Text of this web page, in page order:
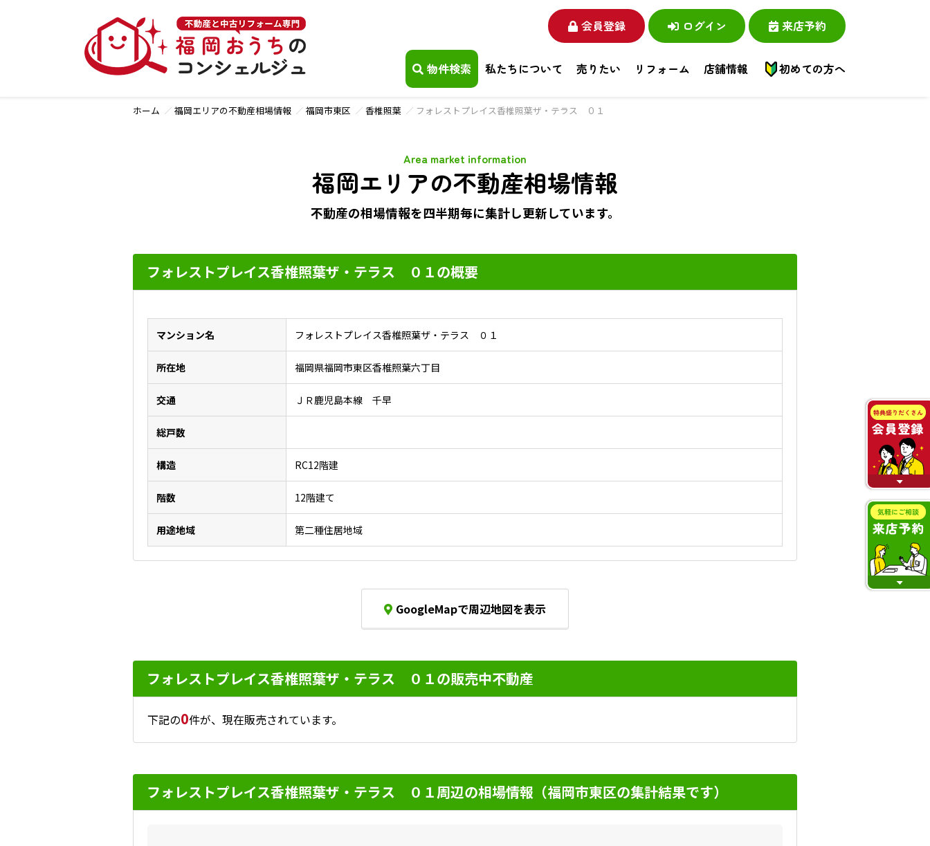
会員登録 ログイン 来店予約
物件検索 私たちについて 売りたい リフォーム 店舗情報 初めての方へ
ホーム 福岡エリアの不動産相場情報 福岡市東区 香椎照葉 フォレストプレイス香椎照葉ザ・テラス ０１
福岡エリアの不動産相場情報
Area market information
不動産の相場情報を四半期毎に集計し更新しています。
フォレストプレイス香椎照葉ザ・テラス ０１の概要
マンション名 フォレストプレイス香椎照葉ザ・テラス ０１
所在地 福岡県福岡市東区香椎照葉六丁目
交通 ＪＲ鹿児島本線 千早
総戸数
構造 RC12階建
階数 12階建て
用途地域 第二種住居地域
GoogleMapで周辺地図を表示
フォレストプレイス香椎照葉ザ・テラス ０１の販売中不動産
下記の0件が、現在販売されています。
フォレストプレイス香椎照葉ザ・テラス ０１周辺の相場情報（福岡市東区の集計結果です）